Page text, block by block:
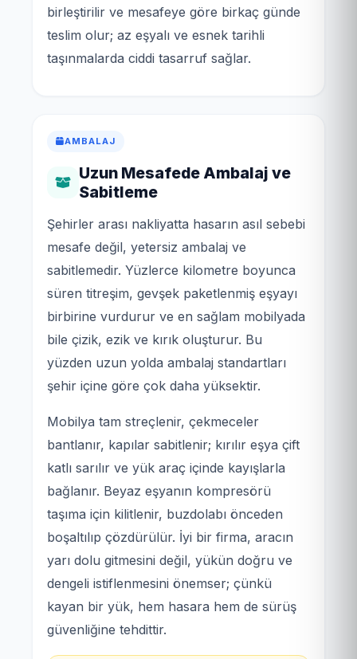
birleştirilir ve mesafeye göre birkaç günde
teslim olur; az eşyalı ve esnek tarihli
taşınmalarda ciddi tasarruf sağlar.
AMBALAJ
Uzun Mesafede Ambalaj ve
Sabitleme
Şehirler arası nakliyatta hasarın asıl sebebi
mesafe değil, yetersiz ambalaj ve
sabitlemedir. Yüzlerce kilometre boyunca
süren titreşim, gevşek paketlenmiş eşyayı
birbirine vurdurur ve en sağlam mobilyada
bile çizik, ezik ve kırık oluşturur. Bu
yüzden uzun yolda ambalaj standartları
şehir içine göre çok daha yüksektir.
Mobilya tam streçlenir, çekmeceler
bantlanır, kapılar sabitlenir; kırılır eşya çift
katlı sarılır ve yük araç içinde kayışlarla
bağlanır. Beyaz eşyanın kompresörü
taşıma için kilitlenir, buzdolabı önceden
boşaltılıp çözdürülür. İyi bir firma, aracın
yarı dolu gitmesini değil, yükün doğru ve
dengeli istiflenmesini önemser; çünkü
kayan bir yük, hem hasara hem de sürüş
güvenliğine tehdittir.